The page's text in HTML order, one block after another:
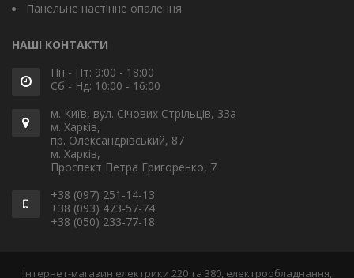
Панельне настінне опалення
НАШІ КОНТАКТИ
Пн - Пт: 9:00 - 18:00
Сб - Нд: 10:00 - 16:00
м. Київ, вул. Січових Стрільців, 33а
м. Харків,
пр. Олександрівський, 87
м. Харків,
Проспект Петра Григоренко, 7
+38 (097) 251-14-13
+38 (093) 473-57-74
+38 (050) 233-77-18
Інтернет-магазин електрики 220 та 380, електрообладнання,